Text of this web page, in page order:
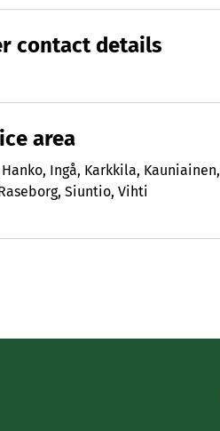
contact details
area
Hanko, Ingå, Karkkila, Kauniainen,
, Siuntio, Vihti